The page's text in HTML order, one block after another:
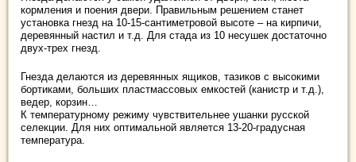
кормления и поения двери. Правильным решением станет
установка гнезд на 10-15-сантиметровой высоте – на кирпичи,
деревянный настил и т.д. Для стада из 10 несушек достаточно
двух-трех гнезд.
Гнезда делаются из деревянных ящиков, тазиков с высокими
бортиками, больших пластмассовых емкостей (канистр и т.д.),
ведер, корзин…
К температурному режиму чувствительнее ушанки русской
селекции. Для них оптимальной является 13-20-градусная
температура.